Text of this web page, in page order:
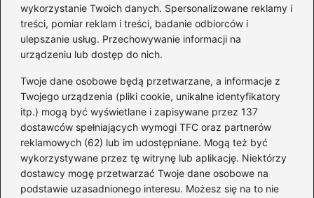
wykorzystanie Twoich danych. Spersonalizowane reklamy i
treści, pomiar reklam i treści, badanie odbiorców i
ulepszanie usług. Przechowywanie informacji na
urządzeniu lub dostęp do nich.
Twoje dane osobowe będą przetwarzane, a informacje z
Twojego urządzenia (pliki cookie, unikalne identyfikatory
itp.) mogą być wyświetlane i zapisywane przez 137
dostawców spełniających wymogi TFC oraz partnerów
reklamowych (62) lub im udostępniane. Mogą też być
wykorzystywane przez tę witrynę lub aplikację. Niektórzy
dostawcy mogę przetwarzać Twoje dane osobowe na
podstawie uzasadnionego interesu. Możesz się na to nie
go do swojej sylwetki?
Kategorie
Dieta i kalorie(221)
Fitness(236)
Siłownia(101)
Sport(60)
Sprzęt i akcesoria(25)